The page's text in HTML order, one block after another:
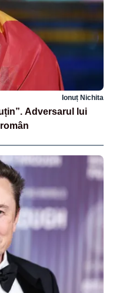
Ionuț Nichita
Adversarul lui